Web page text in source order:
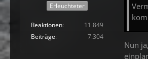
In
Erleuchteter
Reaktionen
11.849
Beiträge
7.304
Nun